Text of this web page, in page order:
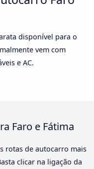
disponível para o
vem com
e AC.
Faro e Fátima
rotas de autocarro mais
clicar na ligação da